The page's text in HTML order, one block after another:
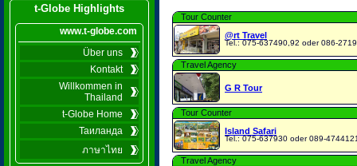
t-Globe Highlights
www.t-globe.com
Über uns
Kontakt
Willkommen in
Thailand
t-Globe Home
Таиланда
ภาษาไทย
Tour Counter
@rt Travel
Tel.: 075-637490,92 oder 086-
Travel Agency
G R Tour
Tour Counter
Island Safari
Tel.: 075-637930 oder 089-
Travel Agency